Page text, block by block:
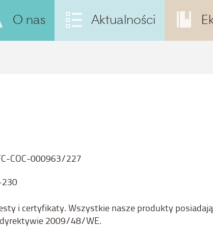
O nas Aktualności
COC-000963/227
230
i certyfikaty. Wszystkie nasze produkty
dyrektywie 2009/48/WE.